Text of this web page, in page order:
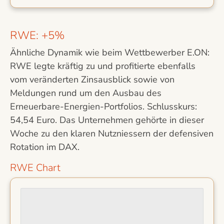
RWE: +5%
Ähnliche Dynamik wie beim Wettbewerber E.ON:
RWE legte kräftig zu und profitierte ebenfalls
vom veränderten Zinsausblick sowie von
Meldungen rund um den Ausbau des
Erneuerbare-Energien-Portfolios. Schlusskurs:
54,54 Euro. Das Unternehmen gehörte in dieser
Woche zu den klaren Nutzniessern der defensiven
Rotation im DAX.
RWE Chart